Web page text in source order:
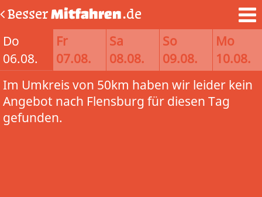
BesserMitfahren.de
Do
06.08.
Fr
07.08.
Sa
08.08.
So
09.08.
Mo
10.08.
Im Umkreis von 50km haben wir leider kein
Angebot nach Flensburg für diesen Tag
gefunden.